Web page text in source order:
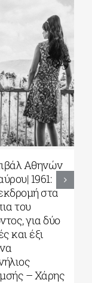
Αθηνών
Α Trial|
εκ νέου
της
ο Πάνος